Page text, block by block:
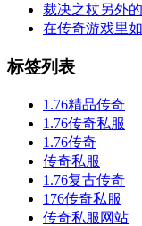
裁决之杖另外
在传奇游戏里
标签列表
1.76精品传奇
1.76传奇私服
1.76传奇
传奇私服
1.76复古传奇
176传奇私服
传奇私服网站